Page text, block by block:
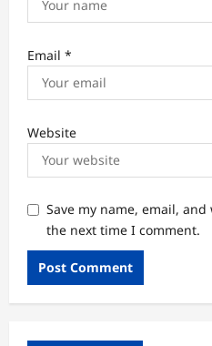
Email *
Website
Save my name, email,
the next time I comment.